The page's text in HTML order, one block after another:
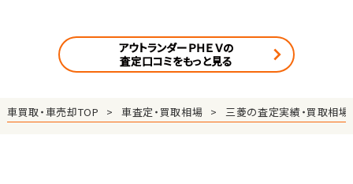
アウトランダーＰＨＥＶの
査定口コミをもっと見る
車買取・車売却TOP 車査定・買取相場 三菱の査定実績・買取相場